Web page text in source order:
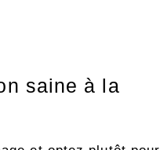
saine à la